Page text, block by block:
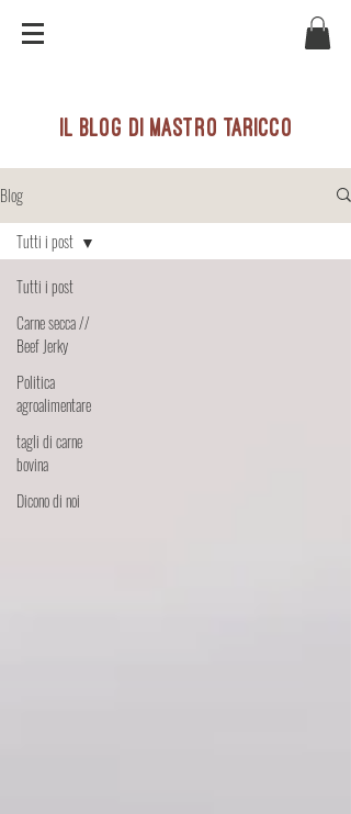
il blog di mastro taricco
Blog
Tutti i post
Carne secca //
Beef Jerky
Politica
agroalimentare
tagli di carne
bovina
Dicono di noi
Tutti i post